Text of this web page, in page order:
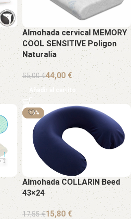
Almohada cervical MEMORY
COOL SENSITIVE Poligon
Naturalia
55,00€44,00€
Añadir al carrito
-10%
-10%
Almohada COLLARIN Beed
43×24
17,55€15,80 €